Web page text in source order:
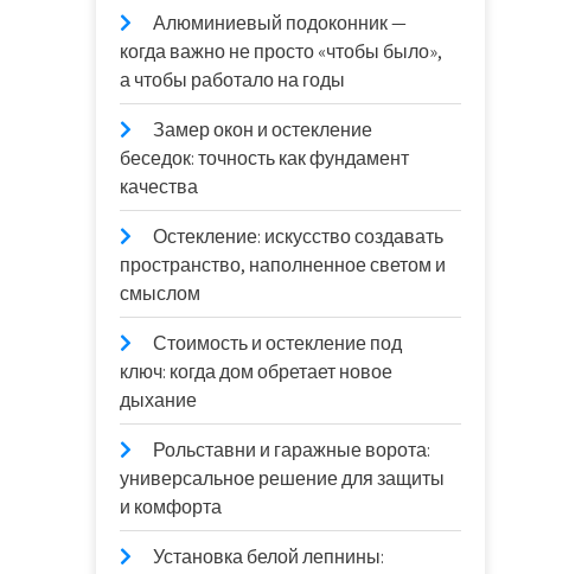
Алюминиевый подоконник —
когда важно не просто «чтобы было»,
а чтобы работало на годы
Замер окон и остекление
беседок: точность как фундамент
качества
Остекление: искусство создавать
пространство, наполненное светом и
смыслом
Стоимость и остекление под
ключ: когда дом обретает новое
дыхание
Рольставни и гаражные ворота:
универсальное решение для защиты
и комфорта
Установка белой лепнины: